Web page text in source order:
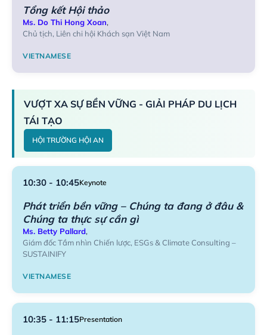
Tổng kết Hội thảo
Ms. Do Thi Hong Xoan,
Chủ tịch, Liên chi hội Khách sạn Việt Nam
VIETNAMESE
VƯỢT XA SỰ BỀN VỮNG - GIẢI PHÁP DU LỊCH
TÁI TẠO
HỘI TRƯỜNG HỘI AN
10:30 - 10:45Keynote
Phát triển bền vững – Chúng ta đang ở đâu &
Chúng ta thực sự cần gì
Ms. Betty Pallard,
Giám đốc Tầm nhìn Chiến lược, ESGs & Climate Consulting –
SUSTAINIFY
VIETNAMESE
10:35 - 11:15Presentation